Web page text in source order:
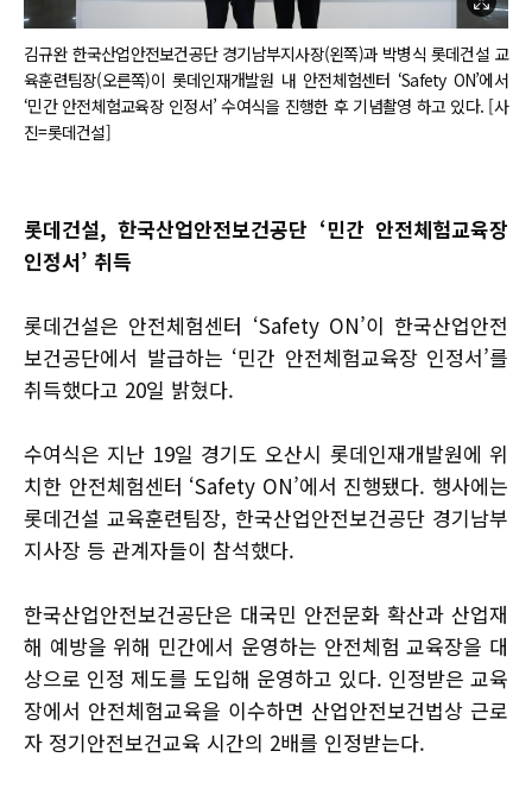
김규완 한국산업안전보건공단 경기남부지사장(왼쪽)과 박병식 롯데건설 교
육훈련팀장(오른쪽)이 롯데인재개발원 내 안전체험센터 ‘Safety ON’에서
‘민간 안전체험교육장 인정서’ 수여식을 진행한 후 기념촬영 하고 있다. [사
진=롯데건설]
롯데건설, 한국산업안전보건공단 ‘민간 안전체험교육장
인정서’ 취득
롯데건설은 안전체험센터 ‘Safety ON’이 한국산업안전
보건공단에서 발급하는 ‘민간 안전체험교육장 인정서’를
취득했다고 20일 밝혔다.
수여식은 지난 19일 경기도 오산시 롯데인재개발원에 위
치한 안전체험센터 ‘Safety ON’에서 진행됐다. 행사에는
롯데건설 교육훈련팀장, 한국산업안전보건공단 경기남부
지사장 등 관계자들이 참석했다.
한국산업안전보건공단은 대국민 안전문화 확산과 산업재
해 예방을 위해 민간에서 운영하는 안전체험 교육장을 대
상으로 인정 제도를 도입해 운영하고 있다. 인정받은 교육
장에서 안전체험교육을 이수하면 산업안전보건법상 근로
자 정기안전보건교육 시간의 2배를 인정받는다.